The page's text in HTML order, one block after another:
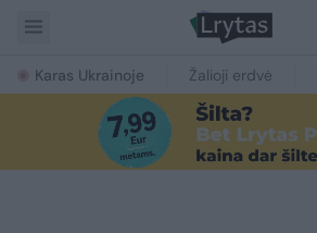
Karas Ukrainoje Žalioji erdvė